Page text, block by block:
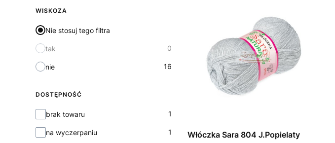
WISKOZA
Nie stosuj tego filtra
tak 0
nie 16
DOSTĘPNOŚĆ
Dostępność
brak towaru 1
na wyczerpaniu 1 Włóczka Sara 804 J.Popielaty